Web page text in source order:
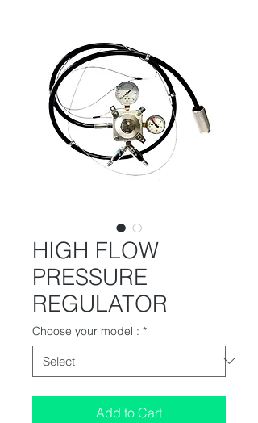
HIGH FLOW
PRESSURE
REGULATOR
Choose your model : *
Add to Cart